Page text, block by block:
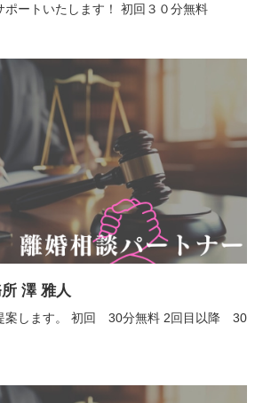
ポートいたします！ 初回３０分無料
澤 雅人
案します。 初回 30分無料 2回目以降 30